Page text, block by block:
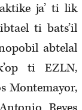
ja’ ti lik
ti bats’il
abtelal
ti EZLN,
Montemayor,